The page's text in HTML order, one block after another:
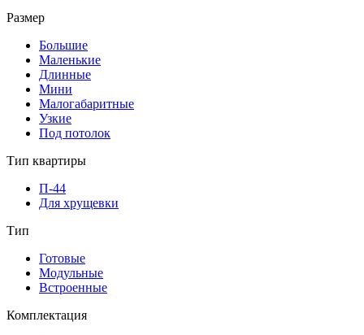
Размер
Большие
Маленькие
Длинные
Мини
Малогабаритные
Узкие
Под потолок
Тип квартиры
П-44
Для хрущевки
Тип
Готовые
Модульные
Встроенные
Комплектация